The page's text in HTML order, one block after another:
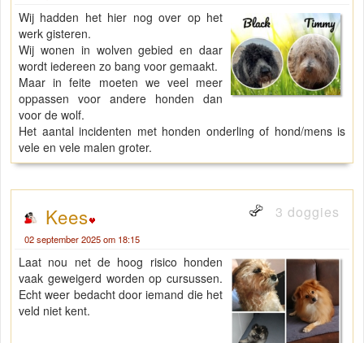
Wij hadden het hier nog over op het
werk gisteren.
Wij wonen in wolven gebied en daar
wordt iedereen zo bang voor gemaakt.
Maar in feite moeten we veel meer
oppassen voor andere honden dan
voor de wolf.
Het aantal incidenten met honden onderling of hond/mens is
vele en vele malen groter.
Kees 3 doggies
02 september 2025 om 18:15
Laat nou net de hoog risico honden
vaak geweigerd worden op cursussen.
Echt weer bedacht door iemand die het
veld niet kent.